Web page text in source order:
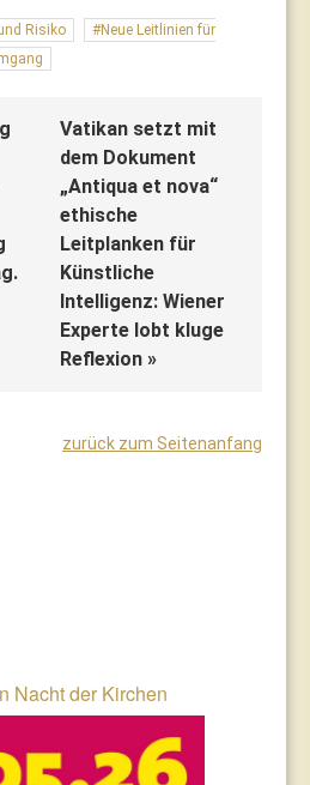
Risiko
Neue Leitlinien für
Vatikan setzt mit
dem Dokument
„Antiqua et nova“
ethische
Leitplanken für
Künstliche
Intelligenz: Wiener
Experte lobt kluge
Reflexion »
zurück zum Seitenanfang
Nacht der Kirchen